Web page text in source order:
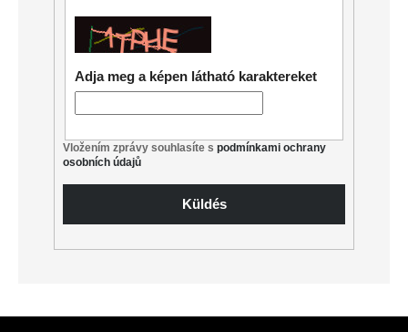
Adja meg a képen látható karaktereket
Vložením zprávy souhlasíte spodmínkami ochrany
osobních údajů
Küldés